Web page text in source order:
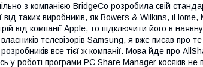
з компанією BridgeCo розробила свій
від таких виробників, як Bowers & Wilkins,
від компанії Apple, то підключити його в
телевізорів Samsung, я вже писав про
розробників все тієї ж компанії. Мова йде про
у роботі програми PC Share Manager косяків не